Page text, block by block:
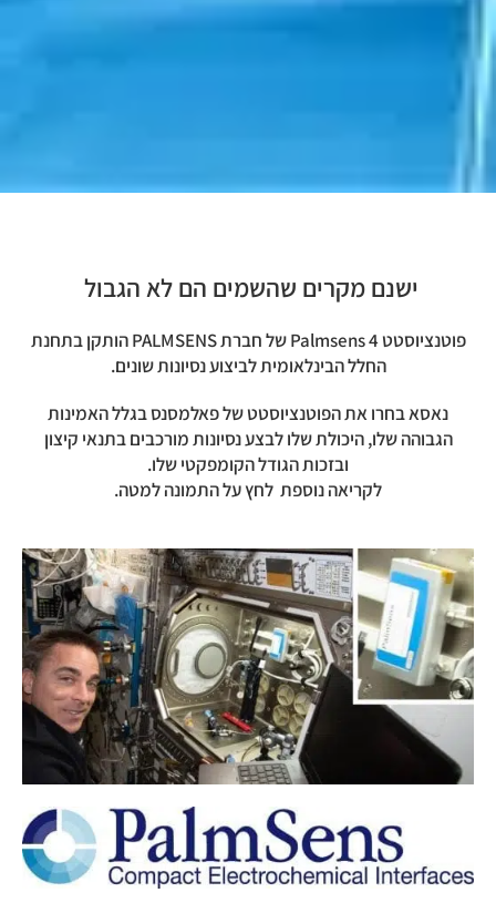
ישנם מקרים שהשמים הם לא הגבול
פוטנציוסטט Palmsens 4 של חברת PALMSENS הותקן בתחנת
החלל הבינלאומית לביצוע נסיונות שונים.
נאסא בחרו את הפוטנציוסטט של פאלמסנס בגלל האמינות
הגבוהה שלו, היכולת שלו לבצע נסיונות מורכבים בתנאי קיצון
ובזכות הגודל הקומפקטי שלו.
לקריאה נוספת לחץ על התמונה למטה.